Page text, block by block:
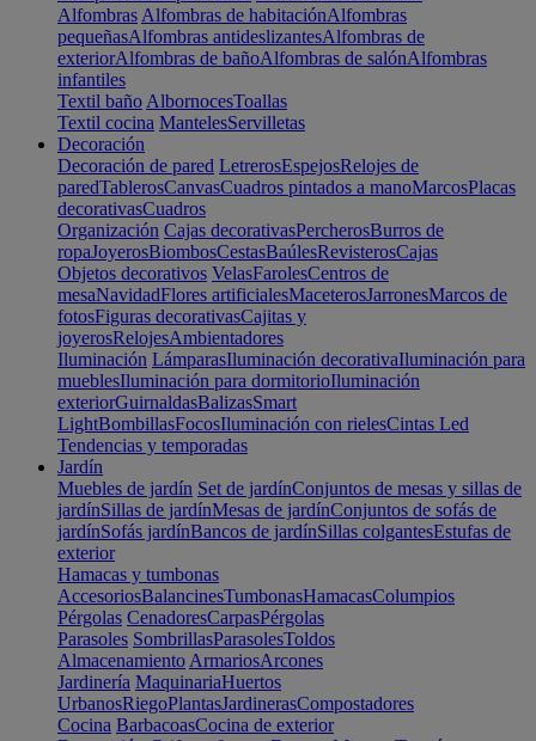
Alfombras Alfombras de habitaciónAlfombras
pequeñasAlfombras antideslizantesAlfombras de
exteriorAlfombras de bañoAlfombras de salónAlfombras
infantiles
Textil baño AlbornocesToallas
Textil cocina MantelesServilletas
Decoración
Decoración de pared LetrerosEspejosRelojes de
paredTablerosCanvasCuadros pintados a manoMarcosPlacas
decorativasCuadros
Organización Cajas decorativasPercherosBurros de
ropaJoyerosBiombosCestasBaúlesRevisterosCajas
Objetos decorativos VelasFarolesCentros de
mesaNavidadFlores artificialesMaceterosJarronesMarcos de
fotosFiguras decorativasCajitas y
joyerosRelojesAmbientadores
Iluminación LámparasIluminación decorativaIluminación para
mueblesIluminación para dormitorioIluminación
exteriorGuirnaldasBalizasSmart
LightBombillasFocosIluminación con rielesCintas Led
Tendencias y temporadas
Jardín
Muebles de jardín Set de jardínConjuntos de mesas y sillas de
jardínSillas de jardínMesas de jardínConjuntos de sofás de
jardínSofás jardínBancos de jardínSillas colgantesEstufas de
exterior
Hamacas y tumbonas
AccesoriosBalancinesTumbonasHamacasColumpios
Pérgolas CenadoresCarpasPérgolas
Parasoles SombrillasParasolesToldos
Almacenamiento ArmariosArcones
Jardinería MaquinariaHuertos
UrbanosRiegoPlantasJardinerasCompostadores
Cocina BarbacoasCocina de exterior